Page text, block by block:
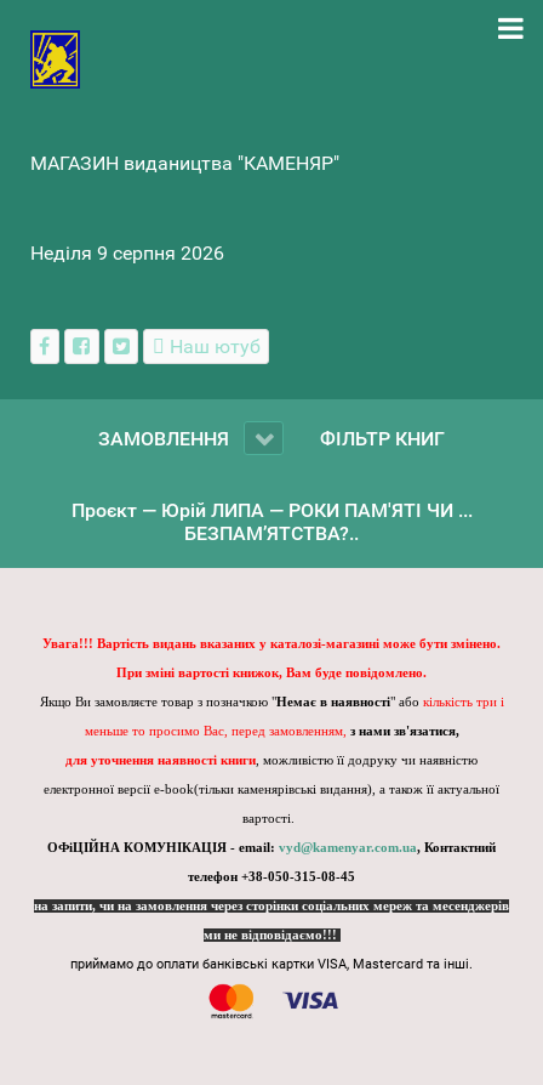
МАГАЗИН видаництва "КАМЕНЯР"
Неділя 9 серпня 2026
Наш ютуб
ЗАМОВЛЕННЯ ФІЛЬТР КНИГ
Проєкт — Юрій ЛИПА — РОКИ ПАМ'ЯТІ ЧИ ...
БЕЗПАМ’ЯТСТВА?..
Увага!!! Вартість видань вказаних у каталозі-магазині може бути змінено.
При зміні вартості книжок, Вам буде повідомлено.
Якщо Ви замовляєте товар з позначкою "Немає в наявності" або кількість три і
меньше то просимо Вас, перед замовленням, з нами зв'язатися,
для уточнення наявності книги , можливістю її додруку чи наявністю
електронної версії e-book(тільки каменярівські видання), а також її актуальної
вартості.
ОФіЦІЙНА КОМУНІКАЦІЯ - email: vyd@kamenyar.com.ua, Контактний
телефон +38-050-315-08-45
на запити, чи на замовлення через сторінки соціальних мереж та месенджерів
ми не відповідаємо!!!
приймамо до оплати банківські картки VISA, Mastercard та інші.